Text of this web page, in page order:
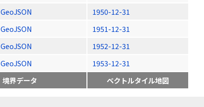
GeoJSON
1950-12-31
GeoJSON
1951-12-31
GeoJSON
1952-12-31
GeoJSON
1953-12-31
境界データ ベクトルタイル地図